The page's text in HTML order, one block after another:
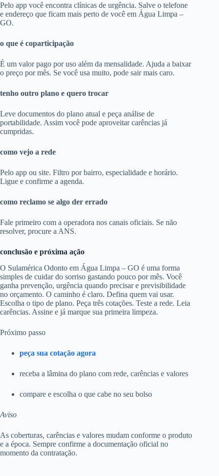
Pelo app você encontra clínicas de urgência. Salve o telefone
e endereço que ficam mais perto de você em Água Limpa –
GO.
o que é coparticipação
É um valor pago por uso além da mensalidade. Ajuda a baixar
o preço por mês. Se você usa muito, pode sair mais caro.
tenho outro plano e quero trocar
Leve documentos do plano atual e peça análise de
portabilidade. Assim você pode aproveitar carências já
cumpridas.
como vejo a rede
Pelo app ou site. Filtro por bairro, especialidade e horário.
Ligue e confirme a agenda.
como reclamo se algo der errado
Fale primeiro com a operadora nos canais oficiais. Se não
resolver, procure a ANS.
conclusão e próxima ação
O Sulamérica Odonto em Água Limpa – GO é uma forma
simples de cuidar do sorriso gastando pouco por mês. Você
ganha prevenção, urgência quando precisar e previsibilidade
no orçamento. O caminho é claro. Defina quem vai usar.
Escolha o tipo de plano. Peça três cotações. Teste a rede. Leia
carências. Assine e já marque sua primeira limpeza.
Próximo passo
peça sua cotação agora
receba a lâmina do plano com rede, carências e valores
compare e escolha o que cabe no seu bolso
Aviso
As coberturas, carências e valores mudam conforme o produto
e a época. Sempre confirme a documentação oficial no
momento da contratação.